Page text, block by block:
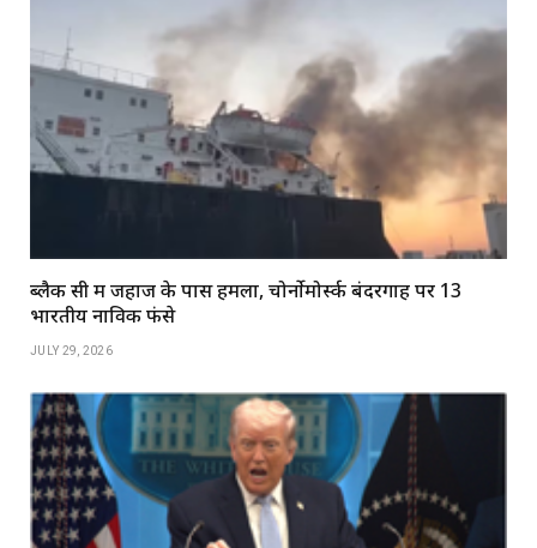
ब्लैक सी में जहाज के पास हमला, चोर्नोमोर्स्क बंदरगाह पर 13
भारतीय नाविक फंसे
JULY 29, 2026